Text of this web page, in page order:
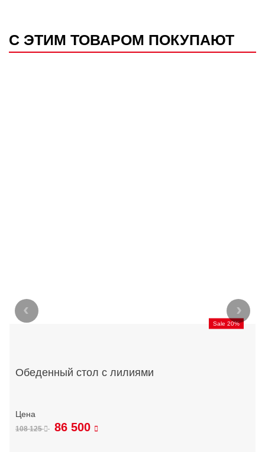
С ЭТИМ ТОВАРОМ ПОКУПАЮТ
Sale 20%
Обеденный стол с лилиями
108 125 86 500
‹ ›